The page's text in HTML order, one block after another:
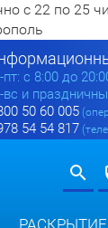
с 22 по 25
пт: c 8:00 до
вс и
50 60 005
54 54 817